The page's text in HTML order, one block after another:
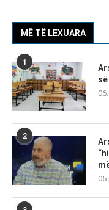
MË TË LEXUARA
1
2